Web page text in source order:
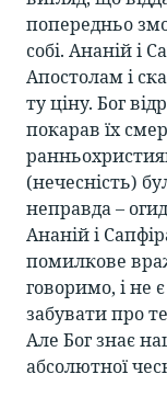
попередньо
собі. Ананій і
Апостолам і
ту ціну. Бог
покарав їх
(нечесність)
неправда –
Ананій і
помилкове
говоримо, і не
забувати про
Але Бог знає
абсолютної